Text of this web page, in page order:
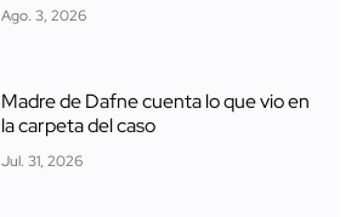
Ago. 3, 2026
Madre de Dafne cuenta lo que vio en
la carpeta del caso
Jul. 31, 2026